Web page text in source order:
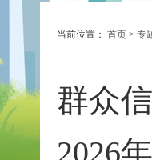
当前位置： 首页 > 专
群众
2026